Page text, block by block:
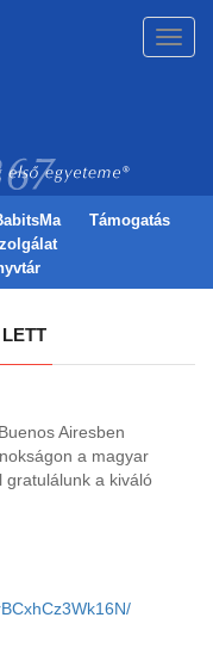
Támogatás
Airesben
a magyar
gratulálunk a kiváló